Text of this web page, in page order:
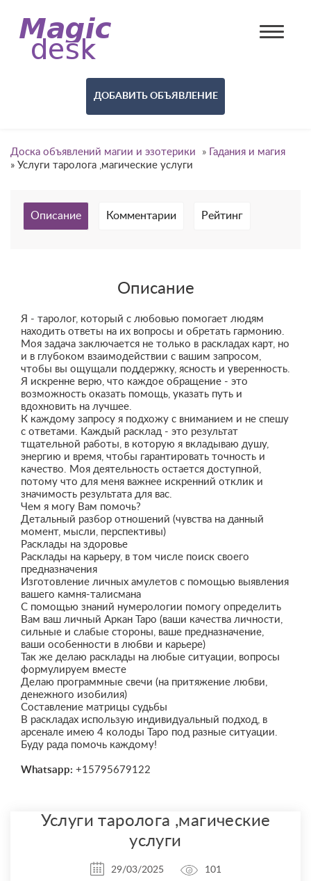
ДОБАВИТЬ ОБЪЯВЛЕНИЕ
Доска объявлений магии и эзотерики »
Гадания и магия
» Услуги таролога ,магические услуги
Описание Комментарии Рейтинг
Описание
Я - таролог, который с любовью помогает людям
находить ответы на их вопросы и обретать гармонию.
Моя задача заключается не только в раскладах карт, но
и в глубоком взаимодействии с вашим запросом,
чтобы вы ощущали поддержку, ясность и уверенность.
Я искренне верю, что каждое обращение - это
возможность оказать помощь, указать путь и
вдохновить на лучшее.
К каждому запросу я подхожу с вниманием и не спешу
с ответами. Каждый расклад - это результат
тщательной работы, в которую я вкладываю душу,
энергию и время, чтобы гарантировать точность и
качество. Моя деятельность остается доступной,
потому что для меня важнее искренний отклик и
значимость результата для вас.
Чем я могу Вам помочь?
Детальный разбор отношений (чувства на данный
момент, мысли, перспективы)
Расклады на здоровье
Расклады на карьеру, в том числе поиск своего
предназначения
Изготовление личных амулетов с помощью выявления
вашего камня-талисмана
С помощью знаний нумерологии помогу определить
Вам ваш личный Аркан Таро (ваши качества личности,
сильные и слабые стороны, ваше предназначение,
ваши особенности в любви и карьере)
Так же делаю расклады на любые ситуации, вопросы
формулируем вместе
Делаю программные свечи (на притяжение любви,
денежного изобилия)
Составление матрицы судьбы
В раскладах использую индивидуальный подход, в
арсенале имею 4 колоды Таро под разные ситуации.
Буду рада помочь каждому!
Whatsapp: +15795679122
Услуги таролога ,магические
услуги
29/03/2025 101